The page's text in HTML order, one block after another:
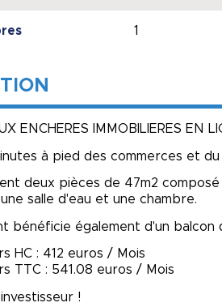
1
ENCHERES IMMOBILIERES EN
à pied des commerces et du
deux pièces de 47m2
salle d'eau et une chambre.
bénéficie également d'un balcon
HC : 412 euros / Mois
TTC : 541.08 euros / Mois
!